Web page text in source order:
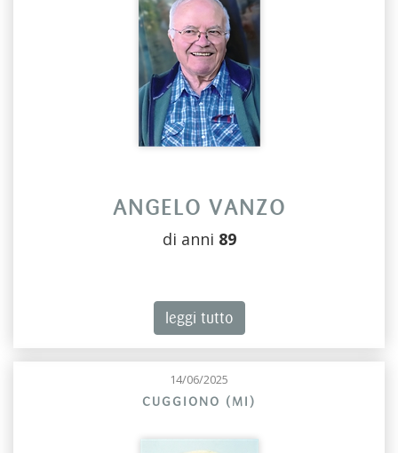
ANGELO VANZO
di anni 89
leggi tutto
14/06/2025
CUGGIONO (MI)